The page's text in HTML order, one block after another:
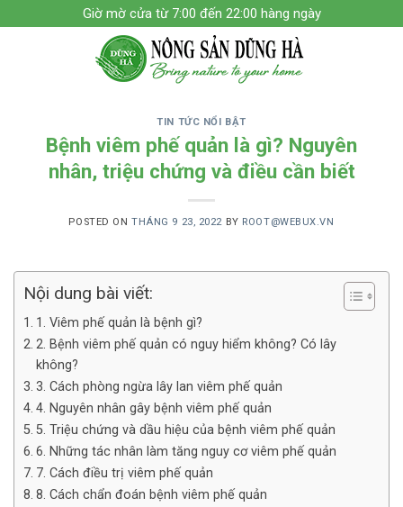
to
Giờ mờ cửa từ 7:00 đến 22:00 hàng ngày
TIN TỨC NỔI BẬT
Bệnh viêm phế quản là gì? Nguyên
nhân, triệu chứng và điều cần biết
POSTED ONTHÁNG 9 23, 2022 BY ROOT@WEBUX.VN
Nội dung bài viết:
1. Viêm phế quản là bệnh gì?
2. Bệnh viêm phế quản có nguy hiểm không? Có lây
không?
3. Cách phòng ngừa lây lan viêm phế quản
4. Nguyên nhân gây bệnh viêm phế quản
5. Triệu chứng và dầu hiệu của bệnh viêm phế quản
6. Những tác nhân làm tăng nguy cơ viêm phế quản
7. Cách điều trị viêm phế quản
8. Cách chẩn đoán bệnh viêm phế quản